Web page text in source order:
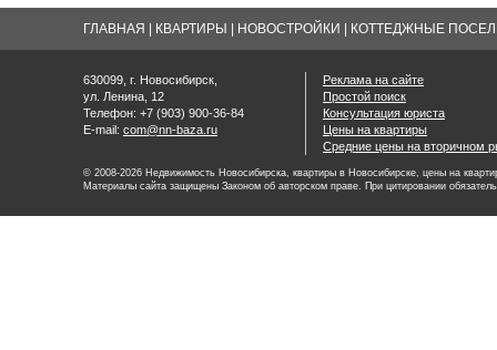
ГЛАВНАЯ КВАРТИРЫ НОВОСТРОЙКИ КОТТЕДЖНЫЕ
630099, г. Новосибирск,
ул. Ленина, 12
Телефон: +7 (903) 900-36-84
E-mail: com@nn-baza.ru
Реклама на сайте
Простой поиск
Консультация юриста
Цены на квартиры
Средние цены на вторичном
© 2008-2026 Недвижимость Новосибирска, квартиры в Новосибирске, цены на
Материалы сайта защищены Законом об авторском праве. При цитировании